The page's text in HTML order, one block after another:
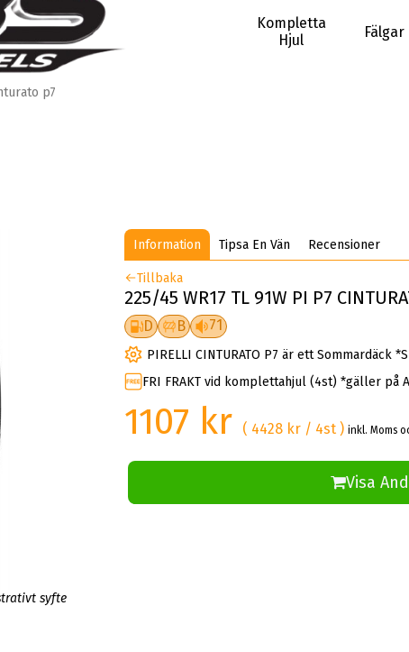
Kompletta
Hjul
Fälgar
p7
syfte
Information Tipsa En Vän Recensioner
Tillbaka
225/45 WR17 TL 91W PI P7
D B 71
PIRELLI CINTURATO P7 är ett Sommardäck
FRI FRAKT vid komplettahjul (4st) *gäller på
1107 kr ( 4428 kr / 4st )inkl. Moms
Visa